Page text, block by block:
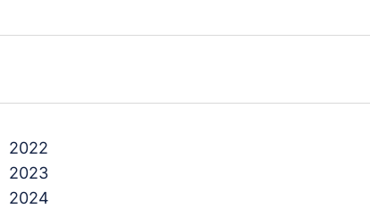
2022
2023
2024